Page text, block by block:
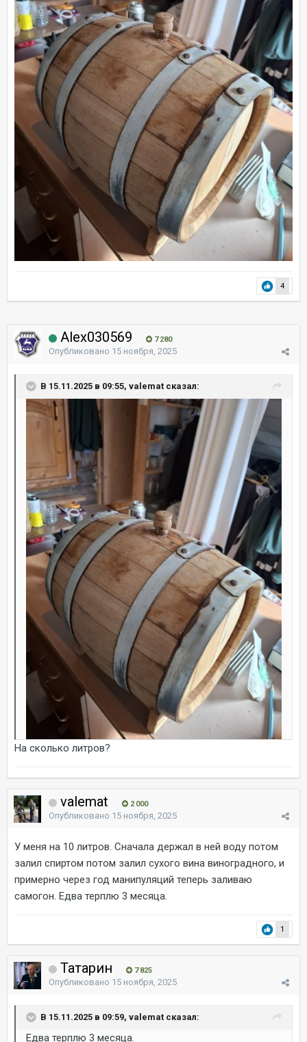
4
Alex030569 7 280
Опубликовано 15 ноября, 2025
В 15.11.2025 в 09:55, valemat сказал:
На сколько литров?
valemat 2 000
Опубликовано 15 ноября, 2025
У меня на 10 литров. Сначала держал в ней воду потом
залил спиртом потом залил сухого вина виноградного, и
примерно через год манипуляций теперь заливаю
самогон. Едва терплю 3 месяца.
1
Татарин 7 825
Опубликовано 15 ноября, 2025
В 15.11.2025 в 09:59, valemat сказал:
Едва терплю 3 месяца.